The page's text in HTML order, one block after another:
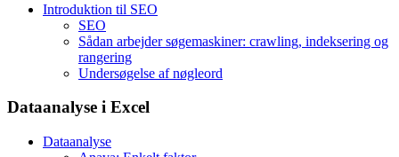
Introduktion til SEO
SEO
Sådan arbejder søgemaskiner: crawling, indeksering og
rangering
Undersøgelse af nøgleord
Dataanalyse i Excel
Dataanalyse